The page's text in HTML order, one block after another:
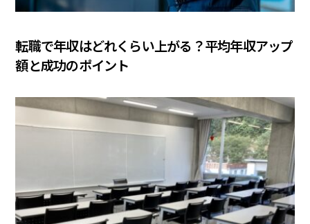
転職で年収はどれくらい上がる？平均年収アップ
額と成功のポイント